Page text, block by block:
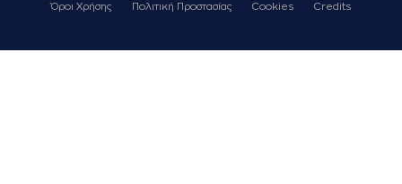
Όροι Χρήσης Πολιτική Προστασίας Cookies Credits